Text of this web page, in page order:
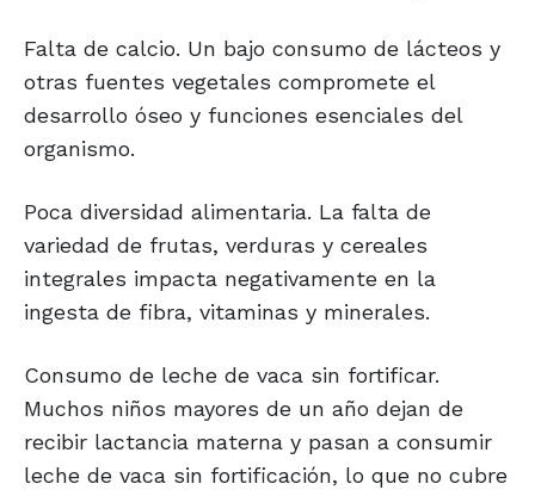
Falta de calcio. Un bajo consumo de lácteos y
otras fuentes vegetales compromete el
desarrollo óseo y funciones esenciales del
organismo.
Poca diversidad alimentaria. La falta de
variedad de frutas, verduras y cereales
integrales impacta negativamente en la
ingesta de fibra, vitaminas y minerales.
Consumo de leche de vaca sin fortificar.
Muchos niños mayores de un año dejan de
recibir lactancia materna y pasan a consumir
leche de vaca sin fortificación, lo que no cubre